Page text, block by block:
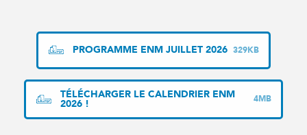
PROGRAMME ENM JUILLET 2026 329KB
TÉLÉCHARGER LE CALENDRIER ENM
2026 ! 4MB